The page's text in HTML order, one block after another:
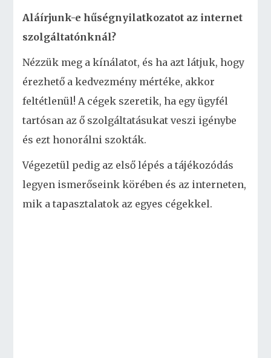
Aláírjunk-e hűségnyilatkozatot az internet
szolgáltatónknál?
Nézzük meg a kínálatot, és ha azt látjuk, hogy
érezhető a kedvezmény mértéke, akkor
feltétlenül! A cégek szeretik, ha egy ügyfél
tartósan az ő szolgáltatásukat veszi igénybe
és ezt honorálni szokták.
Végezetül pedig az első lépés a tájékozódás
legyen ismerőseink körében és az interneten,
mik a tapasztalatok az egyes cégekkel.